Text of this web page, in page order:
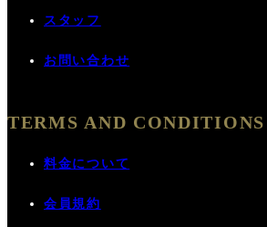
スタッフ
お問い合わせ
TERMS AND CONDITIONS
料金について
会員規約